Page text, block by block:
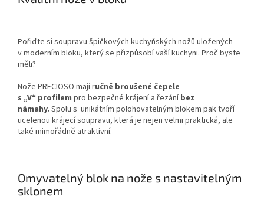
Pořiďte si soupravu špičkových kuchyňských nožů uložených
v moderním bloku, který se přizpůsobí vaší kuchyni. Proč byste
měli?
Nože PRECIOSO mají ručně broušené čepele
s „V“ profilem pro bezpečné krájení a řezáníbez
námahy. Spolu s unikátním polohovatelným blokem pak tvoří
ucelenou krájecí soupravu, která je nejen velmi praktická, ale
také mimořádně atraktivní.
Omyvatelný blok na nože s nastavitelným
sklonem